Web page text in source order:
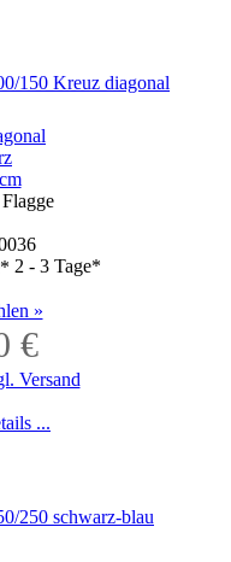
2 - 3 Tage*
»
€
Versand
...